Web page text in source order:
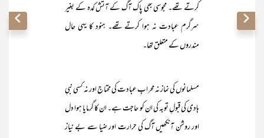
کرتے تھے۔ مجوسی بھی پاک آگ کے آتش کدہ کے بغیر
سرگرم عبادت نہ ہوا کرتے تھے۔ ہنود کا یہی حال
مندروں کے متعلق تھا۔
مسلمانوں کی نماز نہ محرابِ عبادت کی محتاج اور نہ کسی نبیِ
ہادی کی قبولِ توبہ کی ان کو حاجت ہے۔ ان کا گرمایا ہوا دل
اور روشن آنکھیں آگ کی حرارت اور ضیا سے بے نیاز